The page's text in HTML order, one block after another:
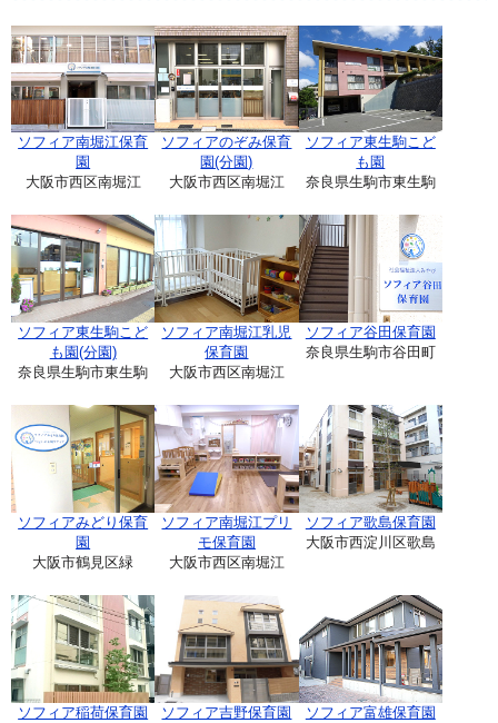
ソフィア南堀江保育
園
大阪市西区南堀江
ソフィアのぞみ保育
園(分園)
大阪市西区南堀江
ソフィア東生駒こど
も園
奈良県生駒市東生駒
ソフィア東生駒こど
も園(分園)
奈良県生駒市東生駒
ソフィア南堀江乳児
保育園
大阪市西区南堀江
ソフィア谷田保育園
奈良県生駒市谷田町
ソフィアみどり保育
園
大阪市鶴見区緑
ソフィア南堀江プリ
モ保育園
大阪市西区南堀江
ソフィア歌島保育園
大阪市西淀川区歌島
ソフィア稲荷保育園
ソフィア吉野保育園
ソフィア富雄保育園